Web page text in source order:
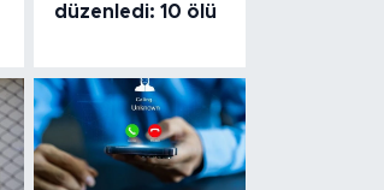
düzenledi: 10 ölü